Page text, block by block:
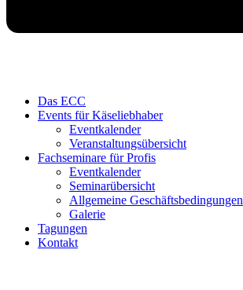
Das ECC
Events für Käseliebhaber
Eventkalender
Veranstaltungsübersicht
Fachseminare für Profis
Eventkalender
Seminarübersicht
Allgemeine Geschäftsbedingungen
Galerie
Tagungen
Kontakt